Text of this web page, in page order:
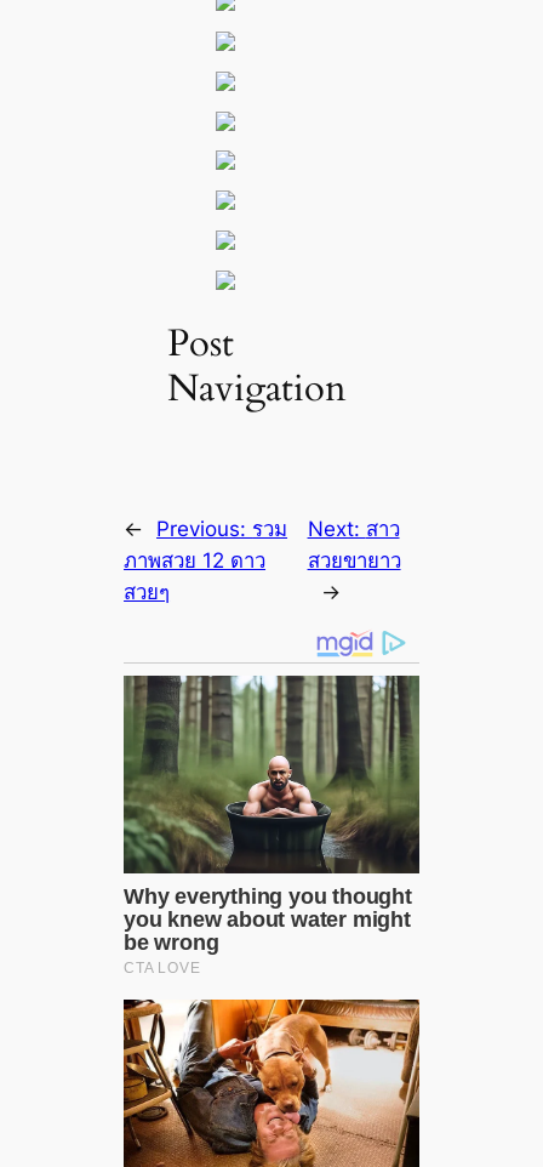
Post
Navigation
← Previous: รวม
ภาพสวย 12 ดาว
สวยๆ
Next: สาว
สวยขายาว
→